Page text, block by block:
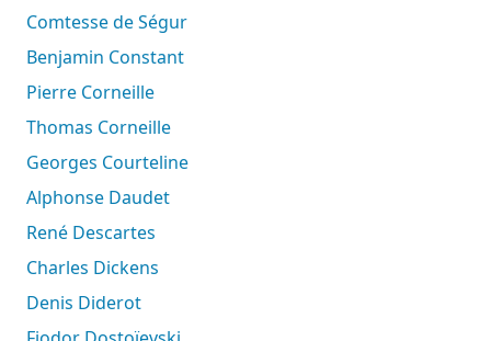
Comtesse de Ségur
Benjamin Constant
Pierre Corneille
Thomas Corneille
Georges Courteline
Alphonse Daudet
René Descartes
Charles Dickens
Denis Diderot